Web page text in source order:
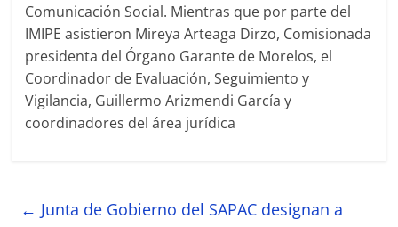
Comunicación Social. Mientras que por parte del
IMIPE asistieron Mireya Arteaga Dirzo, Comisionada
presidenta del Órgano Garante de Morelos, el
Coordinador de Evaluación, Seguimiento y
Vigilancia, Guillermo Arizmendi García y
coordinadores del área jurídica
← Junta de Gobierno del SAPAC designan a